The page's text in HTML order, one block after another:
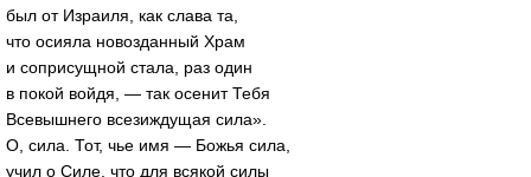
был от Израиля, как слава та,
что осияла новозданный Храм
и соприсущной стала, раз один
в покой войдя, — так осенит Тебя
Всевышнего всезиждущая сила».
О, сила. Тот, чье имя — Божья сила,
учил о Силе, что для всякой силы